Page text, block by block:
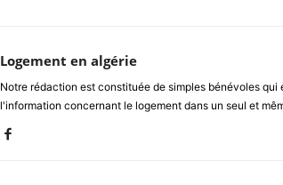
Logement en algérie
Notre rédaction est constituée de simples bénévoles qui
l'information concernant le logement dans un seul et